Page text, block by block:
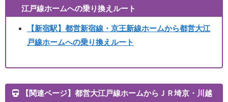
江戸線ホームへの乗り換えルート
【新宿駅】 都営新宿線・京王新線ホームから都営大江
戸線ホームへの乗り換えルート
【関連ページ】都営大江戸線ホームからＪＲ埼京・川越